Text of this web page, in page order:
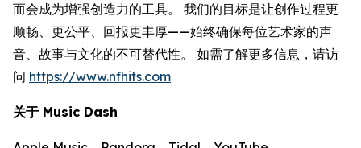
而会成为增强创造力的工具。 我们的目标是让创作过程更
顺畅、更公平、回报更丰厚——始终确保每位艺术家的声
音、故事与文化的不可替代性。 如需了解更多信息，请访
问 https://www.nfhits.com
关于 Music Dash